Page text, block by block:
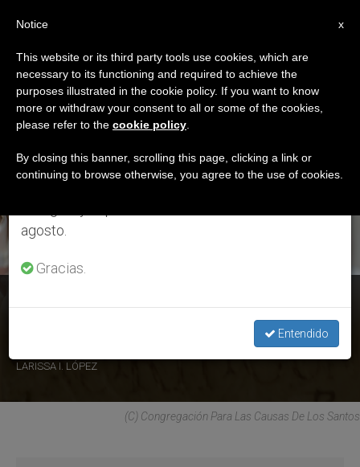
ETIQUETA
Posts Tagged ‘Prof.
Simona Negruzzo’
ÚLTIMAS NOTICIAS
LARISSA I. LÓPEZ
(C) Congregación Para Las Causas De Los Santos
×
Aviso importante
Del 27 de julio al 7 de agosto haremos la pausa
anual, aprovechando que en el periodo de verano
se generan menos informaciones y también el
agosto.
Gracias.
Entendido
x
Notice
This website or its third party tools use cookies, which are
necessary to its functioning and required to achieve the
purposes illustrated in the cookie policy. If you want to know
more or withdraw your consent to all or some of the cookies,
please refer to the cookie policy
By closing this banner, scrolling this page, clicking a link or
continuing to browse otherwise, you agree to the use of cookies.